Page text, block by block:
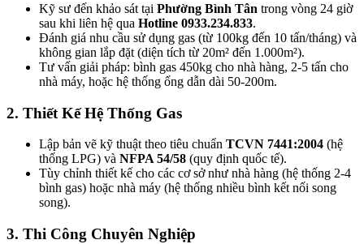
Kỹ sư đến khảo sát tại Phường Bình Tân trong vòng 24 giờ
sau khi liên hệ qua Hotline 0933.234.833.
Đánh giá nhu cầu sử dụng gas (từ 100kg đến 10 tấn/tháng) và
không gian lắp đặt (diện tích từ 20m² đến 1.000m²).
Tư vấn giải pháp: bình gas 450kg cho nhà hàng, 2-5 tấn cho
nhà máy, hoặc hệ thống ống dẫn dài 50-200m.
2. Thiết Kế Hệ Thống Gas
Lập bản vẽ kỹ thuật theo tiêu chuẩn TCVN 7441:2004 (hệ
thống LPG) và NFPA 54/58 (quy định quốc tế).
Tùy chỉnh thiết kế cho các cơ sở như nhà hàng (hệ thống 2-4
bình gas) hoặc nhà máy (hệ thống nhiều bình kết nối song
song).
3. Thi Công Chuyên Nghiệp